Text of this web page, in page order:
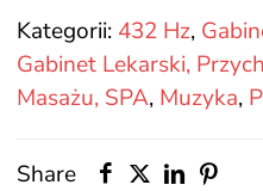
x12
Kategorii: 432 Hz,
Gabinet Lekarski,
Masażu, SPA, Muzyka,
Share